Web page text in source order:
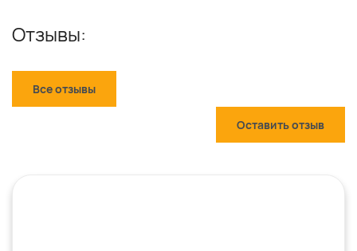
Отзывы:
Все отзывы
Оставить отзыв